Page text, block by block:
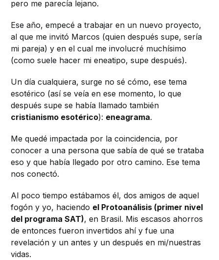
pero me parecía lejano.
Ese año, empecé a trabajar en un nuevo proyecto,
al que me invitó Marcos (quien después supe, sería
mi pareja) y en el cual me involucré muchísimo
(como suele hacer mi eneatipo, supe después).
Un día cualquiera, surge no sé cómo, ese tema
esotérico (así se veía en ese momento, lo que
después supe se había llamado también
cristianismo esotérico): eneagrama.
Me quedé impactada por la coincidencia, por
conocer a una persona que sabía de qué se trataba
eso y que había llegado por otro camino. Ese tema
nos conectó.
Al poco tiempo estábamos él, dos amigos de aquel
fogón y yo, haciendo el Protoanálisis (primer nivel
del programa SAT), en Brasil. Mis escasos ahorros
de entonces fueron invertidos ahí y fue una
revelación y un antes y un después en mi/nuestras
vidas.